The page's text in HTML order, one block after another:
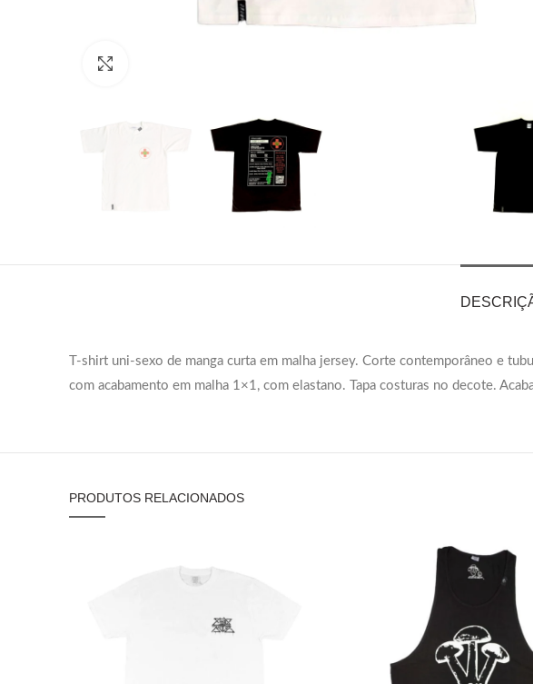
T-shirt uni-sexo de manga curta em malha jersey. Corte contemporâneo e
com acabamento em malha 1×1, com elastano. Tapa costuras no decote.
PRODUTOS RELACIONADOS